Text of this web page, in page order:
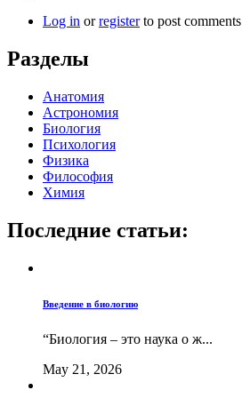
Log in orregisterto post comments
Разделы
Анатомия
Астрономия
Биология
Психология
Физика
Философия
Химия
Последние статьи:
Введение в биологию
“Биология – это наука о ж...
May 21, 2026